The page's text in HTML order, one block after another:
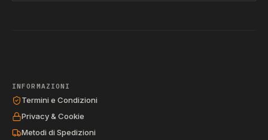
INFORMAZIONI
Termini e Condizioni
Privacy & Cookie
Metodi di Spedizioni